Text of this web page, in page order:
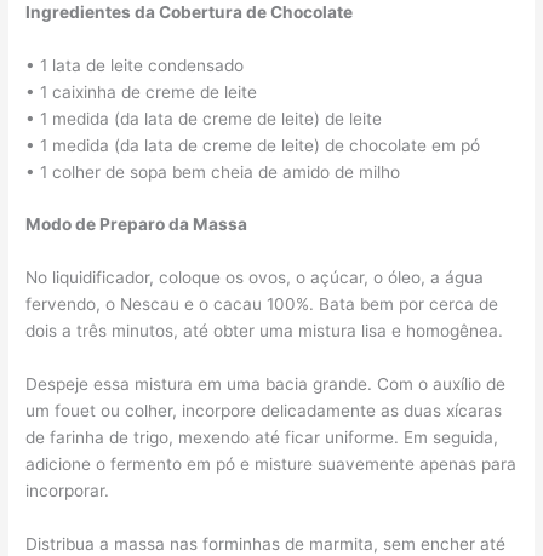
Ingredientes da Cobertura de Chocolate
• 1 lata de leite condensado
• 1 caixinha de creme de leite
• 1 medida (da lata de creme de leite) de leite
• 1 medida (da lata de creme de leite) de chocolate em pó
• 1 colher de sopa bem cheia de amido de milho
Modo de Preparo da Massa
No liquidificador, coloque os ovos, o açúcar, o óleo, a água
fervendo, o Nescau e o cacau 100%. Bata bem por cerca de
dois a três minutos, até obter uma mistura lisa e homogênea.
Despeje essa mistura em uma bacia grande. Com o auxílio de
um fouet ou colher, incorpore delicadamente as duas xícaras
de farinha de trigo, mexendo até ficar uniforme. Em seguida,
adicione o fermento em pó e misture suavemente apenas para
incorporar.
Distribua a massa nas forminhas de marmita, sem encher até